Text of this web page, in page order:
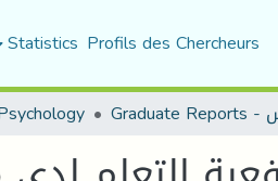
Statistics Profils des Chercheurs